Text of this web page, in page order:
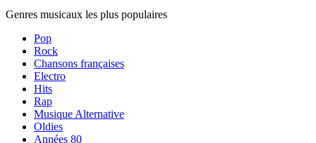
Genres musicaux les plus populaires
Pop
Rock
Chansons françaises
Electro
Hits
Rap
Musique Alternative
Oldies
Années 80